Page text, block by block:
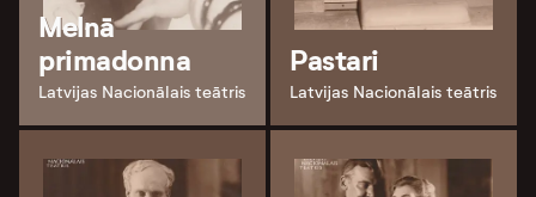
Melnā
primadonna
Latvijas Nacionālais teātris
Pastari
Latvijas Nacionālais teātris